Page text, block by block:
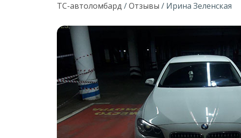
ТС-автоломбард /Отзывы / Ирина Зеленская